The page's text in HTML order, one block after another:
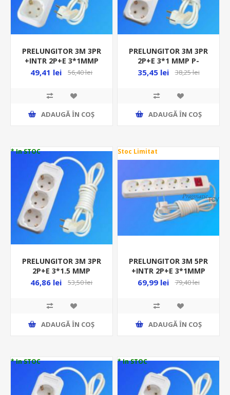
PRELUNGITOR 3M 3PR
+INTR 2P+E 3*1MMP
PL-3 CPI 00265 N-94270
49,41 lei 56,40 lei
ADAUGĂ ȊN COŞ
PRELUNGITOR 3M 3PR
2P+E 3*1 MMP P-
3CP/AR 4136 00227 N-
35,45 lei 38,25 lei
ADAUGĂ ȊN COŞ
* In STOC
PRELUNGITOR 3M 3PR
2P+E 3*1.5 MMP
CERAMIC P-3CP-IC
46,86 lei 53,50 lei
ADAUGĂ ȊN COŞ
Stoc Limitat
PRELUNGITOR 3M 5PR
+INTR 2P+E 3*1MMP
PL-3 CPI 40728 N-03717
69,99 lei 79,40 lei
ADAUGĂ ȊN COŞ
* In STOC * In STOC